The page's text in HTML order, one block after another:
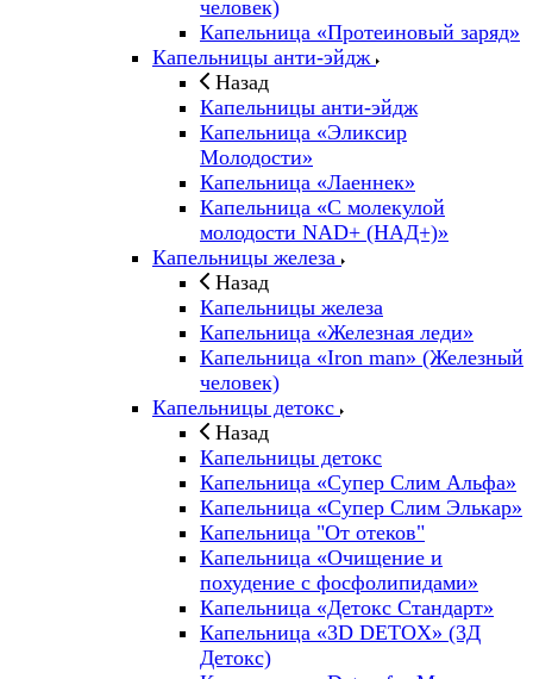
человек)
Капельница «Протеиновый заряд»
Капельницы анти-эйдж
Назад
Капельницы анти-эйдж
Капельница «Эликсир
Молодости»
Капельница «Лаеннек»
Капельница «С молекулой
молодости NAD+ (НАД+)»
Капельницы железа
Назад
Капельницы железа
Капельница «Железная леди»
Капельница «Iron man» (Железный
человек)
Капельницы детокс
Назад
Капельницы детокс
Капельница «Супер Слим Альфа»
Капельница «Супер Слим Элькар»
Капельница "От отеков"
Капельница «Очищение и
похудение с фосфолипидами»
Капельница «Детокс Стандарт»
Капельница «3D DETOX» (3Д
Детокс)